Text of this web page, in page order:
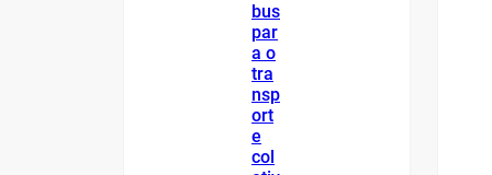
bus
par
a o
tra
nsp
ort
e
col